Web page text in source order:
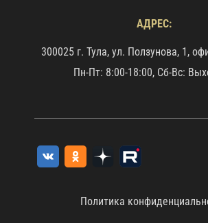
АДРЕС:
300025 г. Тула, ул. Ползунова, 1,
Пн-Пт: 8:00-18:00, Сб-Вс:
Политика